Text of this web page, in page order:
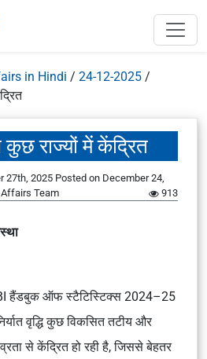
in Hindi / 24-12-2025 /
कुछ राज्यों में केंद्रित
27th, 2025 Posted on December 24,
Affairs Team 913
हैंडबुक ऑफ स्टैटिस्टिक्स 2024–25
वृद्धि कुछ विकसित तटीय और
से केंद्रित हो रही है, जिससे बेहतर